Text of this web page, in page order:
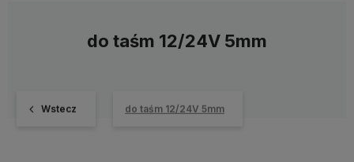
do taśm 12/24V 5mm
Wstecz do taśm 12/24V 5mm